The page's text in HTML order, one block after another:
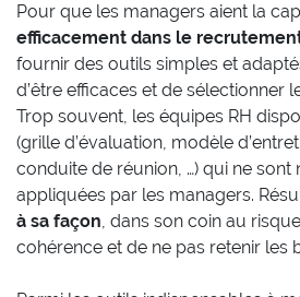
Pour que les managers aient la
efficacement dans le
fournir des outils simples et
d’être efficaces et de sélectionner
Trop souvent, les équipes RH
(grille d’évaluation, modèle
conduite de réunion, …) qui ne sont
appliquées par les managers.
à sa façon, dans son coin au
cohérence et de ne pas retenir les